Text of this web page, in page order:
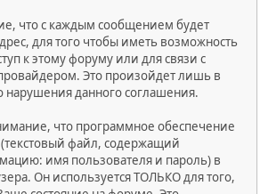
что с каждым сообщением будет
для того чтобы иметь возможность
к этому форуму или для связи с
Это произойдет лишь в
нарушения данного соглашения.
что программное обеспечение
файл, содержащий
имя пользователя и пароль) в
Он используется ТОЛЬКО для того,